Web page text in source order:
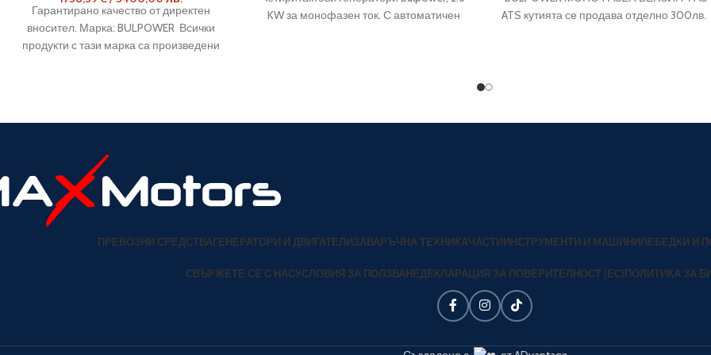
Гарантирано качество от директен
вносител. Марка: BULPOWER Всички
продукти с тази марка са произведени
KW за монофазен ток. С автоматичен
ATS кутията се продава отделно 300лв.
ПРЕВОЗНИ СРЕДСТВАГЕНЕРАТОРИ И ДВИГАТЕЛИЗАВАРЪЧНА ТЕХНИКАЧАСТИИНСТРУМЕНТИ И МАШИНИЛЕБЕДКИ И
СВЪРЖЕТЕ СЕ С НАСУСЛОВИЯ ЗА ПОЛЗВАНЕДЕКЛАРАЦИЯ ЗА ПОВЕРИТЕЛНОСТ (ЕС)ПОЛИТИКА ЗА